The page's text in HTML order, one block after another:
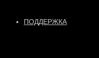
ПОДДЕРЖКА